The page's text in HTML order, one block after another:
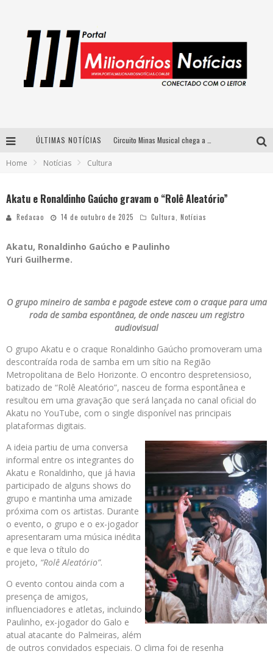
ÚLTIMAS NOTÍCIAS
Home Notícias Cultura
Akatu e Ronaldinho Gaúcho gravam o “Rolê Aleatório”
Redacao 14 de outubro de 2025 Cultura Notícias
Akatu, Ronaldinho Gaúcho e Paulinho
Yuri Guilherme.
O grupo mineiro de samba e pagode esteve com o craque para uma
roda de samba espontânea, de onde nasceu um registro
audiovisual
O grupo Akatu e o craque Ronaldinho Gaúcho promoveram uma
descontraída roda de samba em um sítio na Região
Metropolitana de Belo Horizonte. O encontro despretensioso,
batizado de “Rolê Aleatório”, nasceu de forma espontânea e
resultou em uma gravação que será lançada no canal oficial do
Akatu no YouTube, com o single disponível nas principais
plataformas digitais.
A ideia partiu de uma conversa
informal entre os integrantes do
Akatu e Ronaldinho, que já havia
participado de alguns shows do
grupo e mantinha uma amizade
próxima com os artistas. Durante
o evento, o grupo e o ex-jogador
apresentaram uma música inédita
e que leva o título do
projeto, “Rolê Aleatório”.
O evento contou ainda com a
presença de amigos,
influenciadores e atletas, incluindo
Paulinho, ex-jogador do Galo e
atual atacante do Palmeiras, além
de outros convidados especiais. O clima foi de resenha